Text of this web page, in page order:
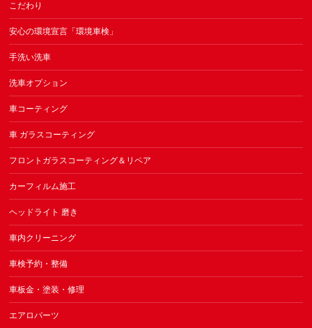
こだわり
安心の環境宣言「環境車検」
手洗い洗車
洗車オプション
車コーティング
車 ガラスコーティング
フロントガラスコーティング＆リペア
カーフィルム施工
ヘッドライト 磨き
車内クリーニング
車検予約・整備
車板金・塗装・修理
エアロパーツ